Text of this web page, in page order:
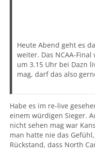
Heute Abend geht es
weiter. Das NCAA-
um 3.15 Uhr bei Dazn
mag, darf das also
Habe es im re-live
einem würdigen Sieger.
nicht sehen mag war
man hatte nie das
Rückstand, dass North